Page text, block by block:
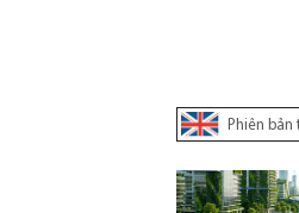
Phiên bản